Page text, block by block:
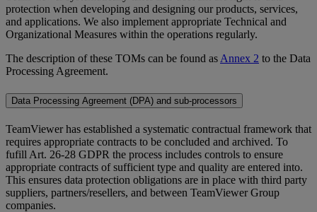
protection when developing and designing our products, services,
and applications. We also implement appropriate Technical and
Organizational Measures within the operations regularly.
The description of these TOMs can be found as Annex 2 to the Data
Processing Agreement.
Data Processing Agreement (DPA) and sub-processors
TeamViewer has established a systematic contractual framework that
requires appropriate contracts to be concluded and archived. To
fufill Art. 26-28 GDPR the process includes controls to ensure
appropriate contracts of sufficient type and quality are entered into.
This ensures data protection obligations are in place with third party
suppliers, partners/resellers, and between TeamViewer Group
companies.